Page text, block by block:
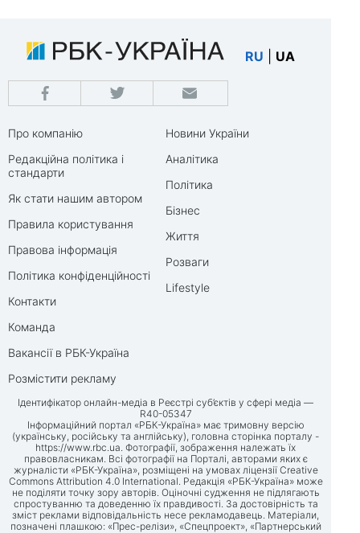
RU UA
Про компанію
Редакційна політика і
стандарти
Як стати нашим автором
Правила користування
Правова інформація
Політика конфіденційності
Контакти
Команда
Вакансії в РБК-Україна
Розмістити рекламу
Новини України
Аналітика
Політика
Бізнес
Життя
Розваги
Lifestyle
Ідентифікатор онлайн-медіа в Реєстрі суб’єктів у сфері медіа —
R40-05347
Інформаційний портал «РБК-Україна» має тримовну версію
(українську, російську та англійську), головна сторінка порталу -
https://www.rbc.ua. Фотографії, зображення належать їх
правовласникам. Всі фотографії на Порталі, авторами яких є
журналісти «РБК-Україна», розміщені на умовах ліцензії Creative
Commons Attribution 4.0 International. Редакція «РБК-Україна» може
не поділяти точку зору авторів. Оціночні судження не підлягають
спростуванню та доведенню їх правдивості. За достовірність та
зміст реклами відповідальність несе рекламодавець. Матеріали,
позначені плашкою: «Прес-релізи», «Спецпроект», «Партнерський